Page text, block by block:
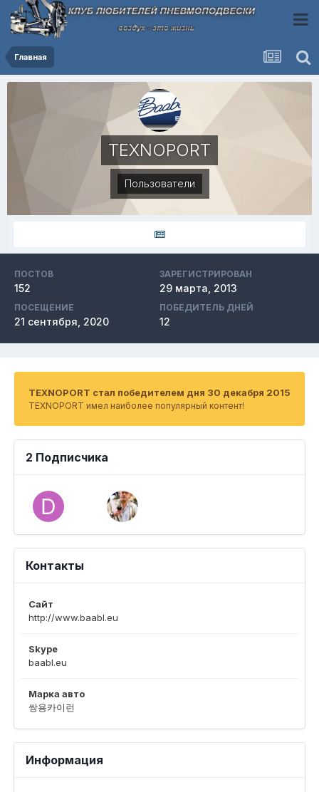
Главная
TEXNOPORT
Пользователи
ПОСТОВ
152
ЗАРЕГИСТРИРОВАН
29 марта, 2013
ПОСЕЩЕНИЕ
21 сентября, 2020
ПОБЕДИТЕЛЬ ДНЕЙ
12
TEXNOPORT стал победителем дня 30 декабря 2015
TEXNOPORT имел наиболее популярный контент!
2 Подписчика
Контакты
Сайт
http://www.baabl.eu
Skype
baabl.eu
Марка авто
쌍용카이런
Информация